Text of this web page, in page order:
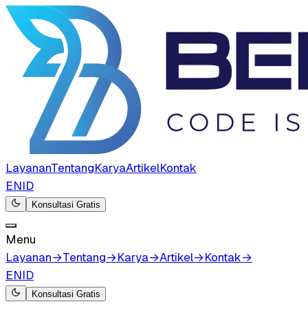
LayananTentangKaryaArtikelKontak
ENID
Konsultasi Gratis
Menu
Layanan→Tentang→Karya→Artikel→Kontak→
ENID
Konsultasi Gratis